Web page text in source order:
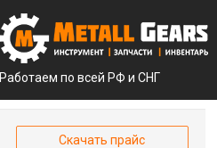
Работаем по всей РФ и СНГ
Скачать прайс